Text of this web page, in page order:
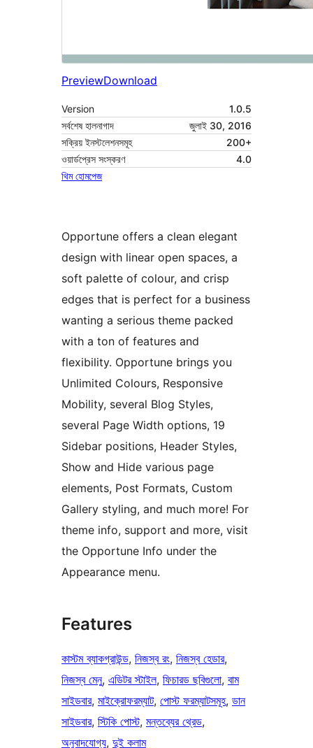
PreviewDownload
Version
1.0.5
সর্বশেষ হালনাগাদ
জুলাই 30, 2016
সক্রিয় ইনস্টলেশনসমূহ
200+
ওয়ার্ডপ্রেস সংস্করণ
4.0
থিম হোমপেজ
Opportune offers a clean elegant
design with linear open spaces, a
soft palette of colour, and crisp
edges that is perfect for a business
wanting a serious theme packed
with a ton of features and
flexibility. Opportune brings you
Unlimited Colours, Responsive
Mobility, several Blog Styles,
several Page Width options, 19
Sidebar positions, Header Styles,
Show and Hide various page
elements, Post Formats, Custom
Gallery styling, and much more! For
theme info, support and more, visit
the Opportune Info under the
Appearance menu.
Features
কাস্টম ব্যাকগ্রাউন্ড, নিজস্ব রং, নিজস্ব হেডার
নিজস্ব মেনু, এডিটর স্টাইল, ফিচারড ছবিগুলো, বাম
সাইডবার, মাইক্রোফরম্যাট, পোস্ট ফরম্যাটসমূহ, ডান
সাইডবার, স্টিকি পোস্ট, মন্তব্যের থ্রেড
অনুবাদযোগ্য, দুই কলাম